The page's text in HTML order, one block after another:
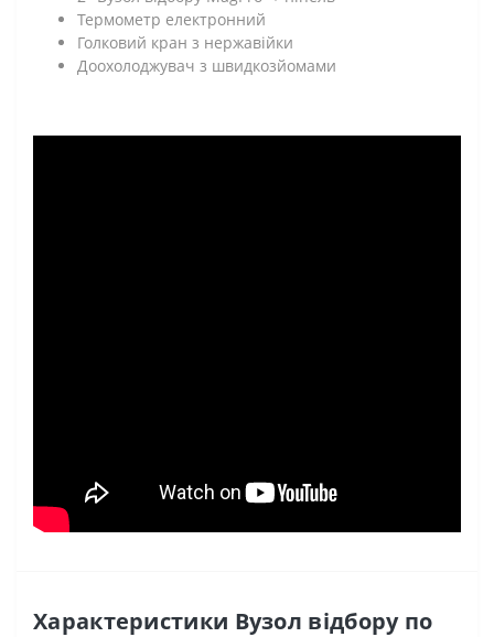
Термометр електронний
Голковий кран з нержавійки
Доохолоджувач з швидкозйомами
Характеристики Вузол відбору по